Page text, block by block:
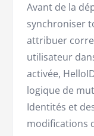
Avant de la
synchroniser
attribuer
utilisateur
activée,
logique de
Identités et
modifications